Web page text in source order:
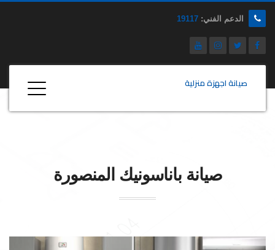
الدعم الفني: 19117
صيانة اجهزة منزلية
صيانةباناسونيك المنصورة